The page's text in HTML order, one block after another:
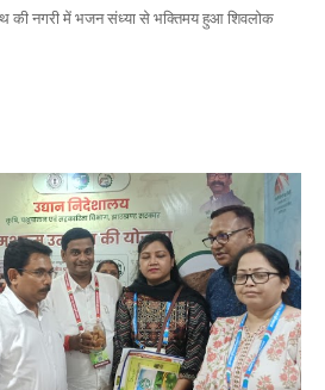
की नगरी में भजन संध्या से भक्तिमय हुआ शिवलोक